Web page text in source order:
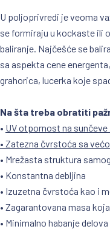
U poljoprivredi je veoma
se formiraju u kockaste ili
baliranje. Najčešće se
sa aspekta cene
grahorica, lucerka koje
Na šta treba obratiti
• UV otpornost na
• Zatezna čvrstoća sa
• Mrežasta struktura
• Konstantna debljina
• Izuzetna čvrstoća kao i
• Zagarantovana masa
• Minimalno habanje